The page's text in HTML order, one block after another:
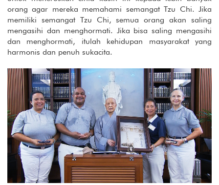
orang agar mereka memahami semangat Tzu Chi. Jika
memiliki semangat Tzu Chi, semua orang akan saling
mengasihi dan menghormati. Jika bisa saling mengasihi
dan menghormati, itulah kehidupan masyarakat yang
harmonis dan penuh sukacita.